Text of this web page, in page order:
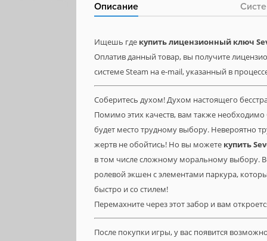
Описание
Ищешь где купить лицензионный ключ
Оплатив данный товар, вы получите
системе Steam на e-mail, указанный в
Соберитесь духом! Духом настоящего
Помимо этих качеств, вам также
будет место трудному выбору. Невероятно
жертв не обойтись! Но вы можете купить
в том числе сложному моральному выбору.
ролевой экшен с элементами паркура,
быстро и со стилем!
Перемахните через этот забор и вам
После покупки игры, у вас появится